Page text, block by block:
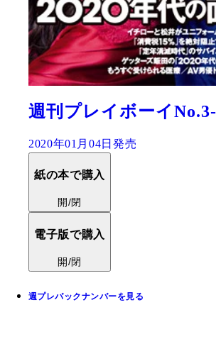
週刊プレイボーイ
2020年01月04日発売
紙の本で購入
開/閉
電子版で購入
開/閉
週プレバックナンバーを見る